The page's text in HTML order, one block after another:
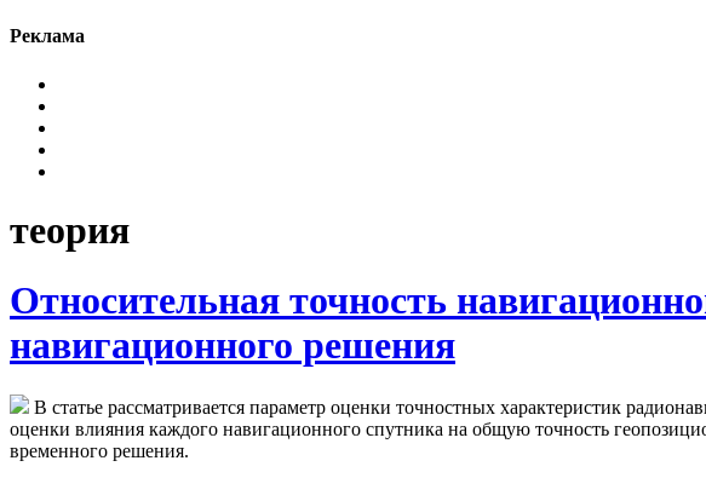
Реклама
теория
Относительная точность
навигационного решения
В статье рассматривается параметр оценки точностных характеристик
оценки влияния каждого навигационного спутника на общую точность
временного решения.